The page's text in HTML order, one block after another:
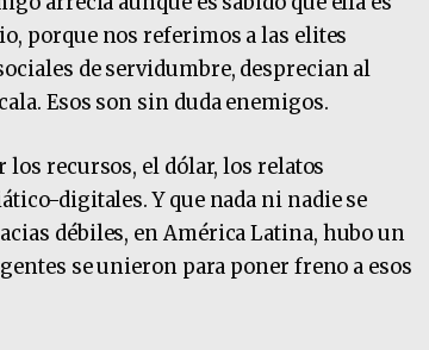
porque nos referimos a las elites
de servidumbre, desprecian al
Esos son sin duda enemigos.
recursos, el dólar, los relatos
digitales. Y que nada ni nadie se
débiles, en América Latina, hubo un
se unieron para poner freno a esos